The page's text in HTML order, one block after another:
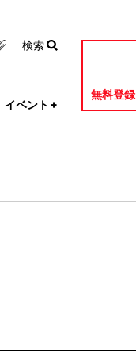
イベント +
無料登録
検索